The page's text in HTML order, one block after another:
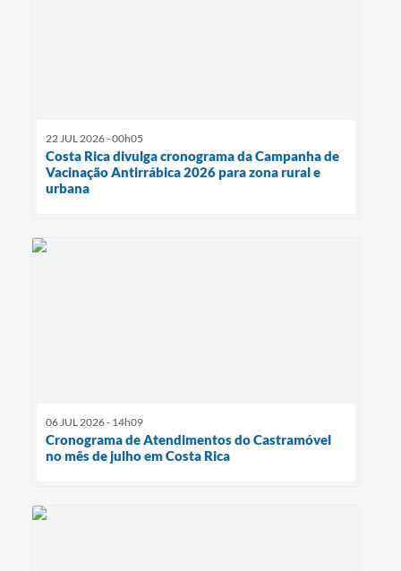
22 JUL 2026 - 00h05
Costa Rica divulga cronograma da Campanha de
Vacinação Antirrábica 2026 para zona rural e
urbana
06 JUL 2026 - 14h09
Cronograma de Atendimentos do Castramóvel
no mês de julho em Costa Rica